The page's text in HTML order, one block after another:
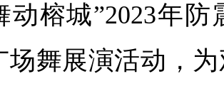
动榕城”2023年
场舞展演活动，